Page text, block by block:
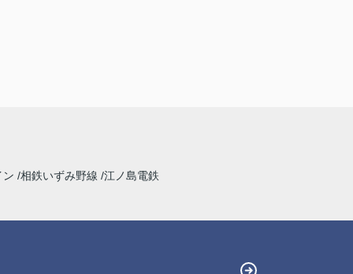
ン 相鉄いずみ野線 江ノ島電鉄